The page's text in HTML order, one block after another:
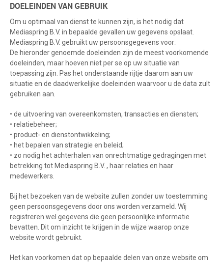
DOELEINDEN VAN GEBRUIK
Om u optimaal van dienst te kunnen zijn, is het nodig dat
Mediaspring B.V. in bepaalde gevallen uw gegevens opslaat.
Mediaspring B.V. gebruikt uw persoonsgegevens voor:
De hieronder genoemde doeleinden zijn de meest voorkomende
doeleinden, maar hoeven niet per se op uw situatie van
toepassing zijn. Pas het onderstaande rijtje daarom aan uw
situatie en de daadwerkelijke doeleinden waarvoor u de data zult
gebruiken aan.
• de uitvoering van overeenkomsten, transacties en diensten;
• relatiebeheer;
• product- en dienstontwikkeling;
• het bepalen van strategie en beleid;
• zo nodig het achterhalen van onrechtmatige gedragingen met
betrekking tot Mediaspring B.V. , haar relaties en haar
medewerkers.
Bij het bezoeken van de website zullen zonder uw toestemming
geen persoonsgegevens door ons worden verzameld. Wij
registreren wel gegevens die geen persoonlijke informatie
bevatten. Dit om inzicht te krijgen in de wijze waarop onze
website wordt gebruikt.
Het kan voorkomen dat op bepaalde delen van onze website om